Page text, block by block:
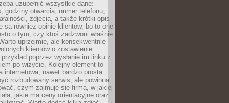
uzupełnić wszystkie dane:
godziny otwarcia, numer telefonu,
zdjęcia, a także krótki opis
są również opinie klientów, bo to one
o tym, czy ktoś zadzwoni właśnie
uprzejmie, ale konsekwentnie
klientów o zostawienie
poprzez wysłanie im linku z
po wizycie. Kolejny element to
internetowa, nawet bardzo prosta.
rozbudowany serwis, ale powinna
czym zajmuje się firma, w jakiej
jakie ma ceny orientacyjne oraz